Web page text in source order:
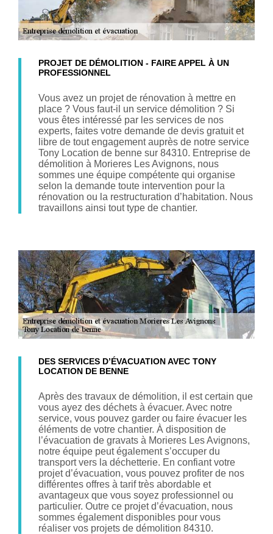
PROJET DE DÉMOLITION - FAIRE APPEL À UN
PROFESSIONNEL
Vous avez un projet de rénovation à mettre en
place ? Vous faut-il un service démolition ? Si
vous êtes intéressé par les services de nos
experts, faites votre demande de devis gratuit et
libre de tout engagement auprès de notre service
Tony Location de benne sur 84310. Entreprise de
démolition à Morieres Les Avignons, nous
sommes une équipe compétente qui organise
selon la demande toute intervention pour la
rénovation ou la restructuration d’habitation. Nous
travaillons ainsi tout type de chantier.
DES SERVICES D’ÉVACUATION AVEC TONY
LOCATION DE BENNE
Après des travaux de démolition, il est certain que
vous ayez des déchets à évacuer. Avec notre
service, vous pouvez garder ou faire évacuer les
éléments de votre chantier. À disposition de
l’évacuation de gravats à Morieres Les Avignons,
notre équipe peut également s’occuper du
transport vers la déchetterie. En confiant votre
projet d’évacuation, vous pouvez profiter de nos
différentes offres à tarif très abordable et
avantageux que vous soyez professionnel ou
particulier. Outre ce projet d’évacuation, nous
sommes également disponibles pour vous
réaliser vos projets de démolition 84310.